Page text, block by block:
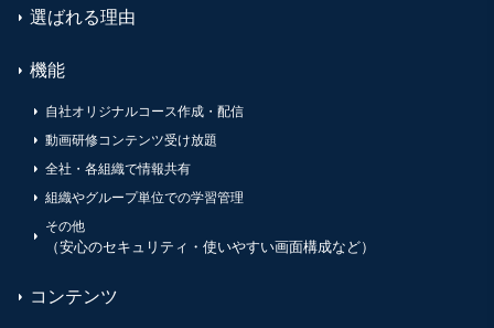
選ばれる理由
機能
自社オリジナルコース作成・配信
動画研修コンテンツ受け放題
全社・各組織で情報共有
組織やグループ単位での学習管理
その他
（安心のセキュリティ・使いやすい画面構成など）
コンテンツ